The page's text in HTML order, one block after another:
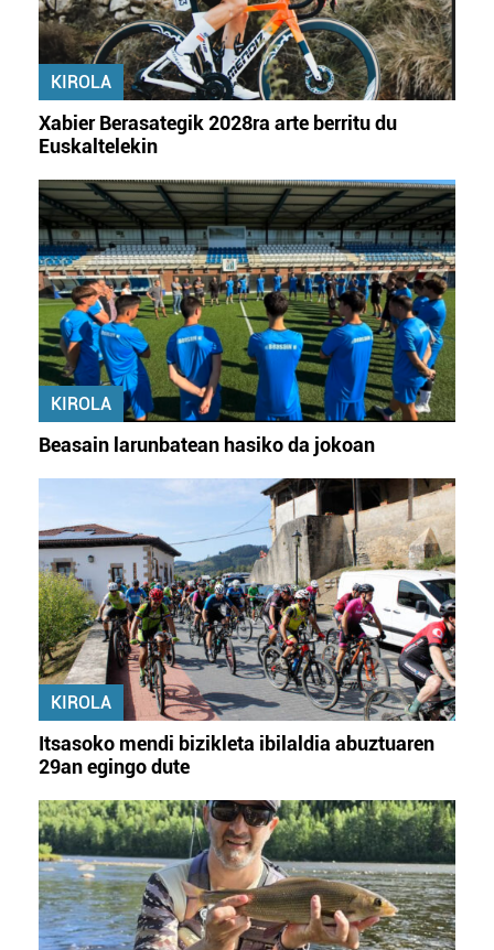
KIROLA
Xabier Berasategik 2028ra arte berritu du
Euskaltelekin
KIROLA
Beasain larunbatean hasiko da jokoan
KIROLA
Itsasoko mendi bizikleta ibilaldia abuztuaren
29an egingo dute